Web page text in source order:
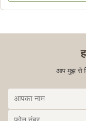
आप मुझ से